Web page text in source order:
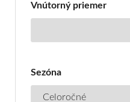
Vnútorný priemer
Sezóna